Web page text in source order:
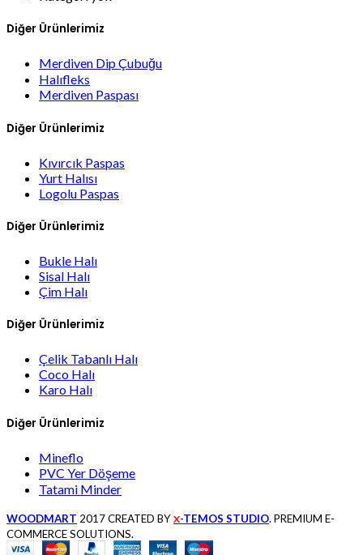
Diğer Ürünlerimiz
Merdiven Dip Çubuğu
Halıfleks
Merdiven Paspası
Diğer Ürünlerimiz
Kıvırcık Paspas
Yurt Halısı
Logolu Paspas
Diğer Ürünlerimiz
Bukle Halı
Sisal Halı
Çim Halı
Diğer Ürünlerimiz
Çelik Tabanlı Halı
Coco Halı
Karo Halı
Diğer Ürünlerimiz
Mineflo
PVC Yer Döşeme
Tatami Minder
WOODMART 2017 CREATED BY X-TEMOS STUDIO. PREMIUM E-
COMMERCE SOLUTIONS.